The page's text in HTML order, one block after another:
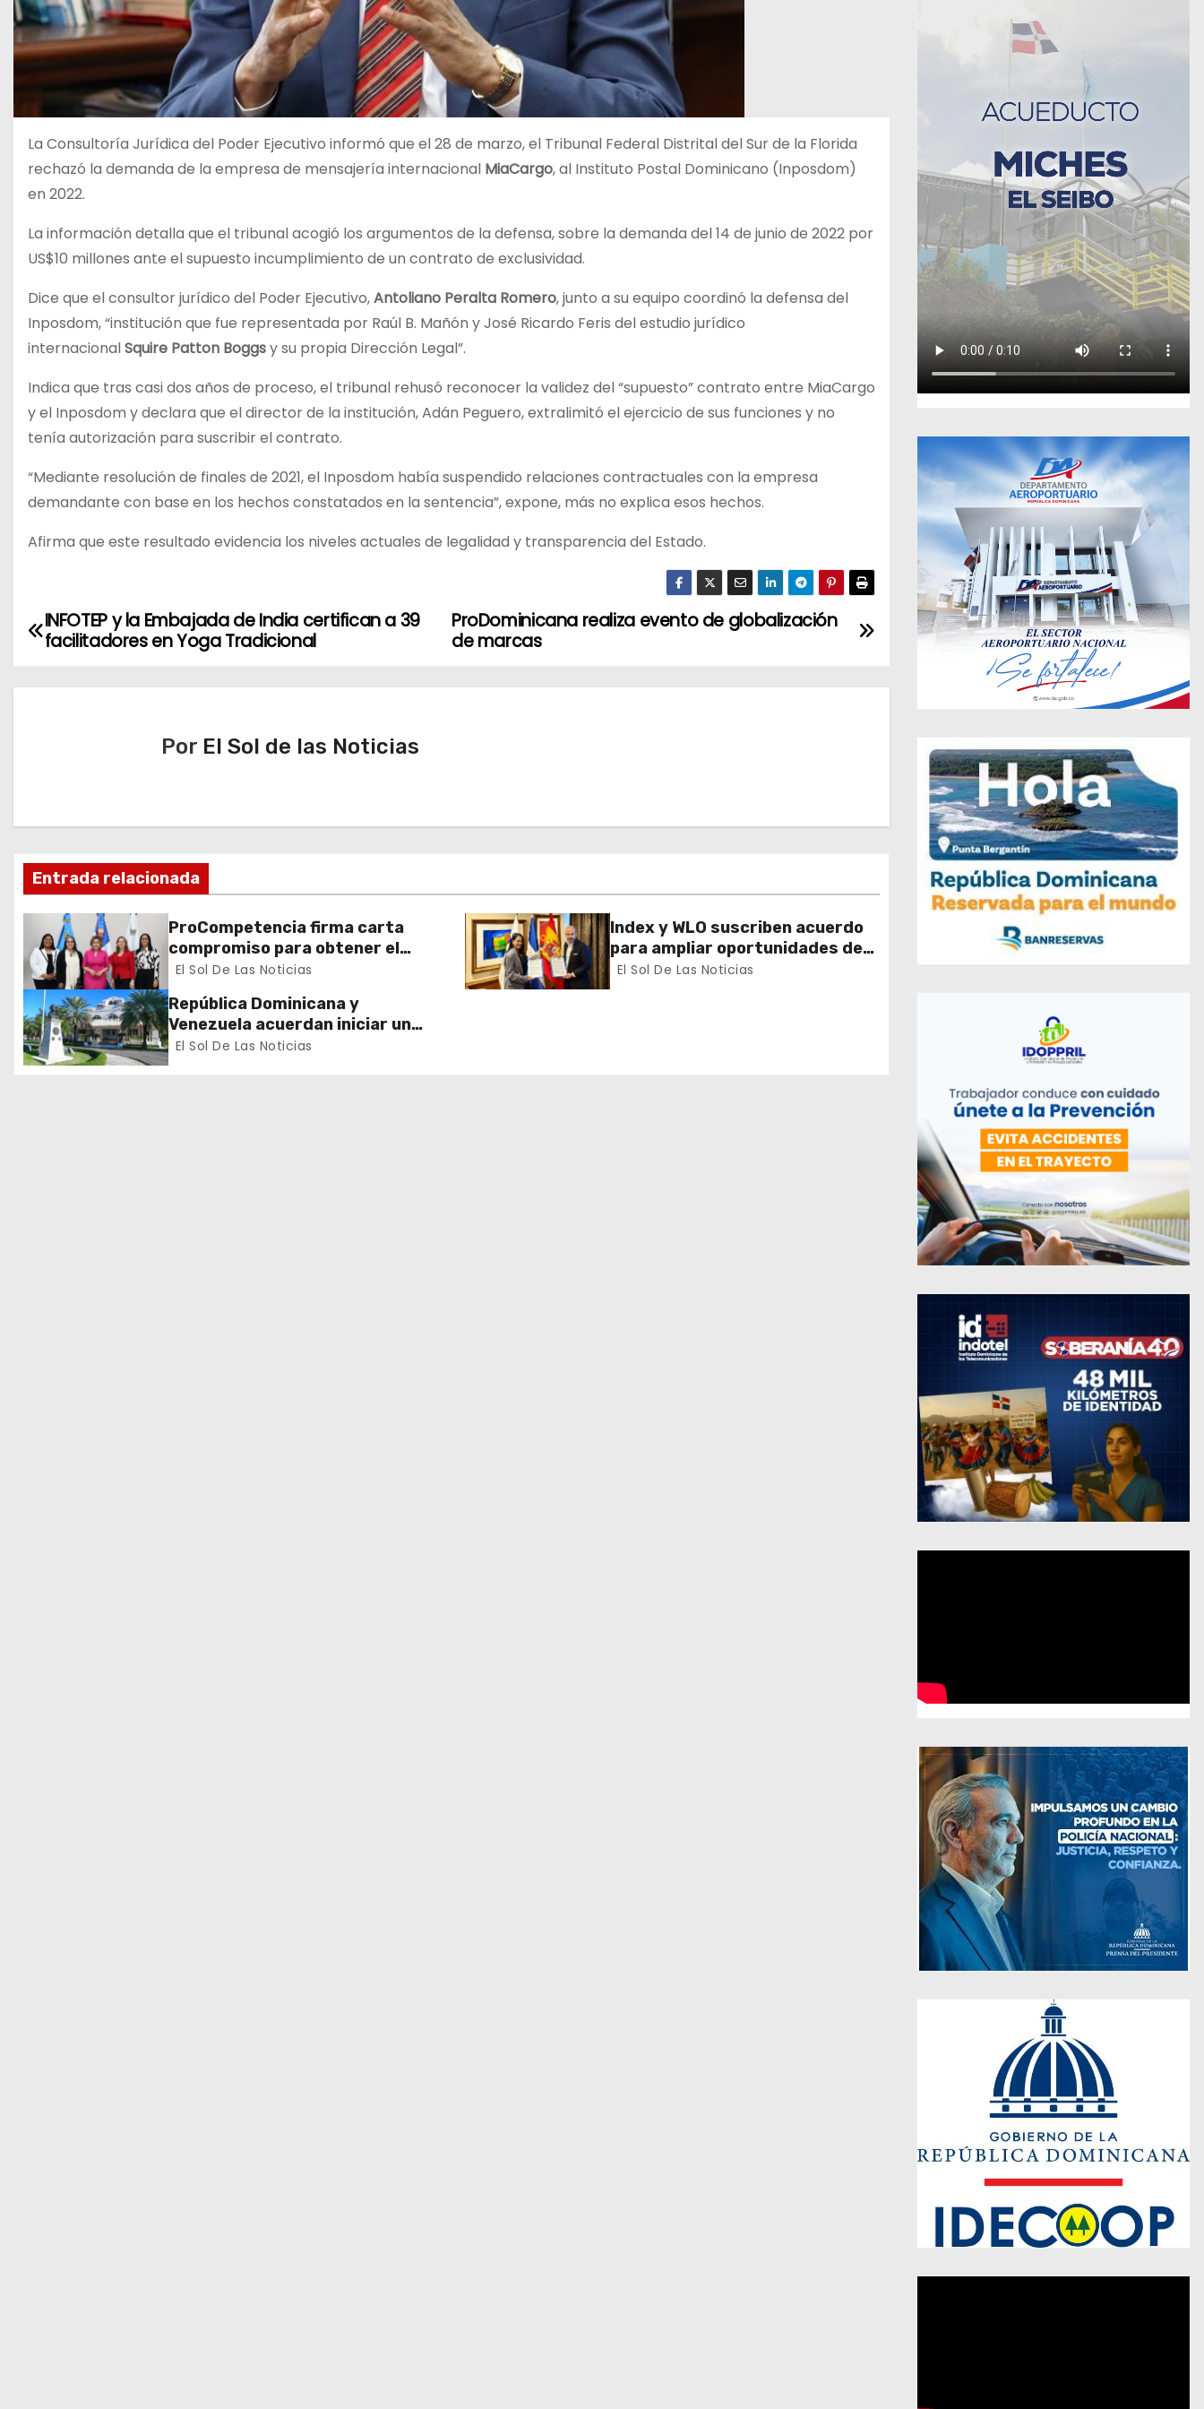
La Consultoría Jurídica del Poder Ejecutivo informó que el 28 de marzo, el Tribunal Federal Distrital del Sur de la Florida
rechazó la demanda de la empresa de mensajería internacional MiaCargo, al Instituto Postal Dominicano (Inposdom)
en 2022.
La información detalla que el tribunal acogió los argumentos de la defensa, sobre la demanda del 14 de junio de 2022 por
US$10 millones ante el supuesto incumplimiento de un contrato de exclusividad.
Dice que el consultor jurídico del Poder Ejecutivo,Antoliano Peralta Romero, junto a su equipo coordinó la defensa del
Inposdom, “institución que fue representada por Raúl B. Mañón y José Ricardo Feris del estudio jurídico
internacionalSquire Patton Boggsy su propia Dirección Legal”.
Indica que tras casi dos años de proceso, el tribunal rehusó reconocer la validez del “supuesto” contrato entre MiaCargo
y el Inposdom y declara que el director de la institución, Adán Peguero, extralimitó el ejercicio de sus funciones y no
tenía autorización para suscribir el contrato.
“Mediante resolución de finales de 2021, el Inposdom había suspendido relaciones contractuales con la empresa
demandante con base en los hechos constatados en la sentencia”, expone, más no explica esos hechos.
Afirma que este resultado evidencia los niveles actuales de legalidad y transparencia del Estado.
N
c
i
ó
n
d
e
ProDominicana realiza evento de globalización
de marcas
INFOTEP y la Embajada de India certifican a 39
facilitadores en Yoga Tradicional
Por El Sol de las Noticias
Entrada relacionada
ProCompetencia firma carta
compromiso para obtener el
Sello Igualando RD para el Sector
El Sol De Las Noticias
Index y WLO suscriben acuerdo
para ampliar oportunidades de
formación de dominicanos en el
El Sol De Las Noticias
República Dominicana y
Venezuela acuerdan iniciar un
proceso de normalización
El Sol De Las Noticias